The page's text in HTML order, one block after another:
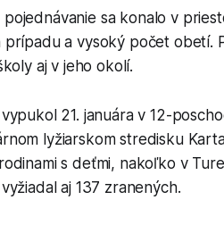
pojednávanie sa konalo v
prípadu a vysoký počet obetí.
aj v jeho okolí.
vypukol 21. januára v 12-
lyžiarskom stredisku
s deťmi, nakoľko v
aj 137 zranených.